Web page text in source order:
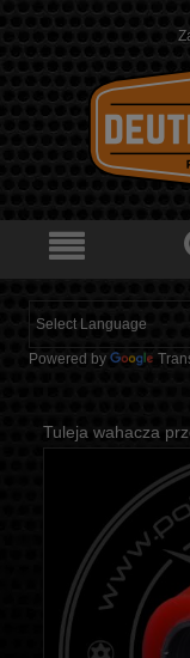
Powered by
Tuleja wahacza